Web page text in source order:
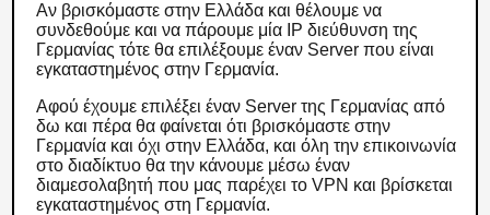
Αν βρισκόμαστε στην Ελλάδα και θέλουμε να
συνδεθούμε και να πάρουμε μία IP διεύθυνση της
Γερμανίας τότε θα επιλέξουμε έναν Server που είναι
εγκαταστημένος στην Γερμανία.
Αφού έχουμε επιλέξει έναν Server της Γερμανίας από
δω και πέρα θα φαίνεται ότι βρισκόμαστε στην
Γερμανία και όχι στην Ελλάδα, και όλη την επικοινωνία
στο διαδίκτυο θα την κάνουμε μέσω έναν
διαμεσολαβητή που μας παρέχει το VPN και βρίσκεται
εγκαταστημένος στη Γερμανία.